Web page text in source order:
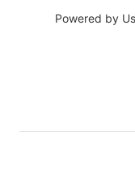
Powered by